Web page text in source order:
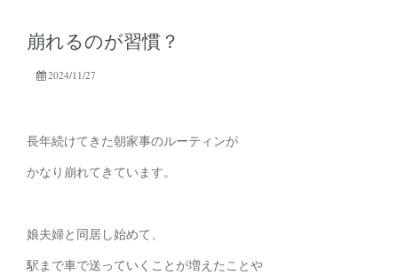
崩れるのが習慣？
2024/11/27
長年続けてきた朝家事のルーティンが
かなり崩れてきています。
娘夫婦と同居し始めて、
駅まで車で送っていくことが増えたことや